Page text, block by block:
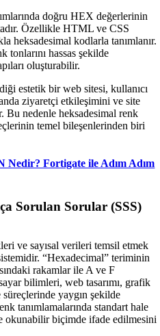
doğru HEX değerlerinin
Özellikle HTML ve CSS
heksadesimal kodlarla tanımlanır.
hassas şekilde
oluşturabilir.
estetik bir web sitesi, kullanıcı
ziyaretçi etkileşimini ve site
nedenle heksadesimal renk
temel bileşenlerinden biri
Nedir? Fortigate ile Adım Adım
Sorulan Sorular (SSS)
ve sayısal verileri temsil etmek
“Hexadecimal” teriminin
rakamlar ile A ve F
bilimleri, web tasarımı, grafik
süreçlerinde yaygın şekilde
tanımlamalarında standart hale
okunabilir biçimde ifade edilmesini